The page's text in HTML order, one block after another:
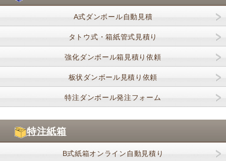
A式ダンボール自動見積
タトウ式・箱紙管式見積り
強化ダンボール箱見積り依頼
板状ダンボール見積り依頼
特注ダンボール発注フォーム
特注紙箱
B式紙箱オンライン自動見積り